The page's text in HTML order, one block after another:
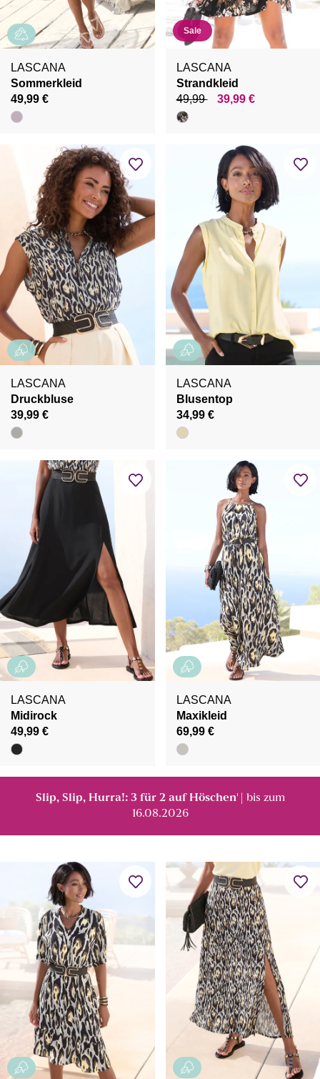
LASCANA
Sommerkleid
49,99 €
Sale
LASCANA
Strandkleid
49,99
39,99 €
LASCANA
Druckbluse
39,99 €
LASCANA
Blusentop
34,99 €
LASCANA
Midirock
49,99 €
LASCANA
Maxikleid
69,99 €
Slip, Slip, Hurra!: 3 für 2 auf Höschen¹
| bis zum
16.08.2026